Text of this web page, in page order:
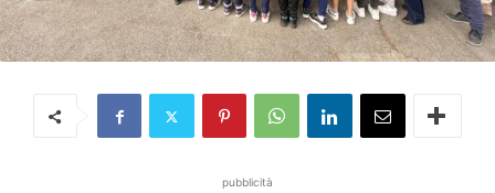
pubblicità